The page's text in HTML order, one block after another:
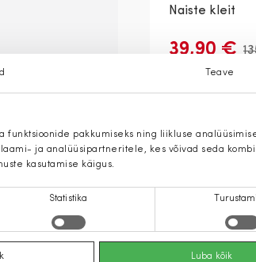
Teave
pakkumiseks ning liikluse
ja analüüsipartneritele, kes võivad seda
kasutamise käigus.
Statistika
Luba kõik
Naiste kleit
39,90 €
Tootekirjeldus